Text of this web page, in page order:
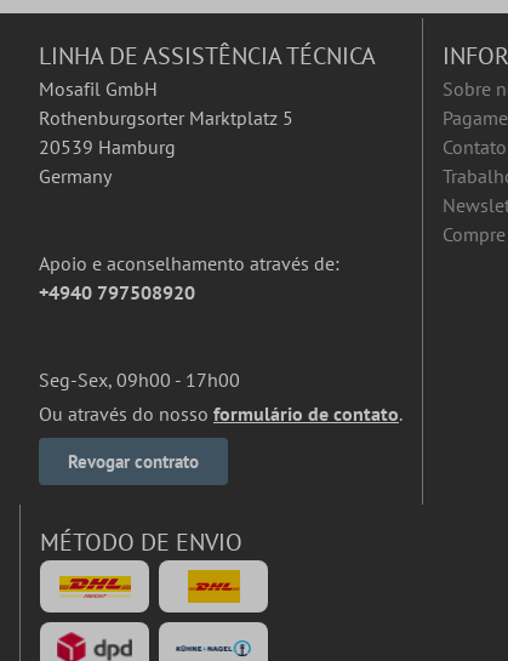
LINHA DE ASSISTÊNCIA TÉCNICA
Mosafil GmbH
Rothenburgsorter Marktplatz 5
20539 Hamburg
Germany
Apoio e aconselhamento através de:
+4940 797508920
Seg-Sex, 09h00 - 17h00
Ou através do nosso formulário de contato.
Revogar contrato
Sobre
Contato
MÉTODO DE ENVIO